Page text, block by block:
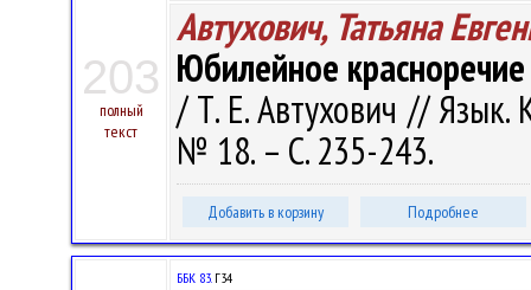
203
полный
текст
Автухович, Татьяна
Юбилейное
/ Т. Е. Автухович // Язык.
№ 18. – С. 235-243.
Добавить в корзину Подробнее
ББК 83.Г34